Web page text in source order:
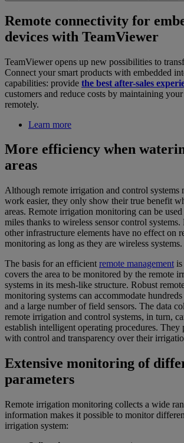
Remote connectivity for
devices with TeamViewer
TeamViewer opens up new possibilities to
Connect your smart products with embedded
capabilities: provide the best after-sales
customers and reduce costs by maintaining
remotely.
Learn more
More efficiency when
areas
Although remote irrigation and control systems
work easier, they only show their true benefit
areas. Remote irrigation monitoring can be
miles thanks to wireless sensor control
other infrastructure elements have no effect on
monitoring as long as they are wireless systems.
The basis for an efficient remote management
covers the area to be monitored by the remote
systems in its mesh-like structure. Robust
monitoring systems can accommodate
and a large number of field sensors. The data
remote irrigation and control systems, in turn,
establish intelligent operating procedures. They
with control and transparency over their
Extensive monitoring of
parameters
Remote irrigation monitoring collects a wide
information makes it possible to monitor
irrigation system: